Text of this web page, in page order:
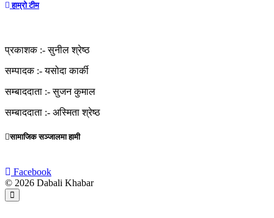
हाम्रो टीम
प्रकाशक :-सुनील श्रेष्ठ
सम्पादक :-यसोदा कार्की
सम्बाददाता :-सुजन कुमाल
सम्बाददाता :- अस्मिता श्रेष्ठ
सामाजिक सञ्जालमा हामी
Facebook
© 2026 Dabali Khabar